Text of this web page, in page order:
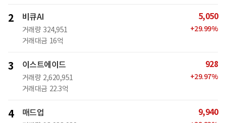
2 비큐AI
거래량 324,951
거래대금 16억
5,050
+29.99%
3 이스트에이드
거래량 2,620,951
거래대금 22.3억
928
+29.97%
4 매드업 9,940